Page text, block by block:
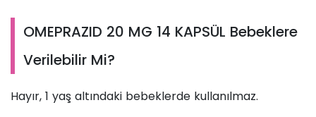
OMEPRAZID 20 MG 14 KAPSÜL Bebeklere
Verilebilir Mi?
Hayır, 1 yaş altındaki bebeklerde kullanılmaz.